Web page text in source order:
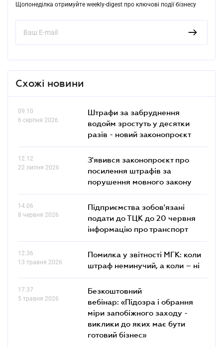
Щопонеділка отримуйте weekly-digest про ключові події бізнесу
Схожі новини
09.10
6 серпня 2026
Штрафи за забруднення
водойм зростуть у десятки
разів - новий законопроєкт
12.12
22 липня 2026
З'явився законопроєкт про
посилення штрафів за
порушення мовного закону
14.06
8 червня 2026
Підприємства зобов'язані
подати до ТЦК до 20 червня
інформацію про транспорт
12.36
13 травня 2026
Помилка у звітності МГК: коли
штраф неминучий, а коли – ні
17.37
5 травня 2026
Безкоштовний
вебінар: «Підозра і обрання
міри запобіжного заходу -
виклики до яких має бути
готовий бізнес»